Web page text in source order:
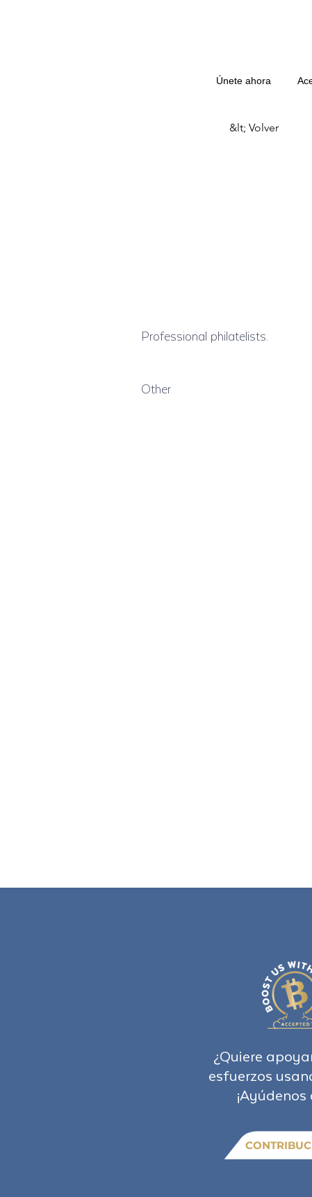
Únete ahora
&lt; Volver
Professional philatelists.
Other
¿Quiere
esfuerzos